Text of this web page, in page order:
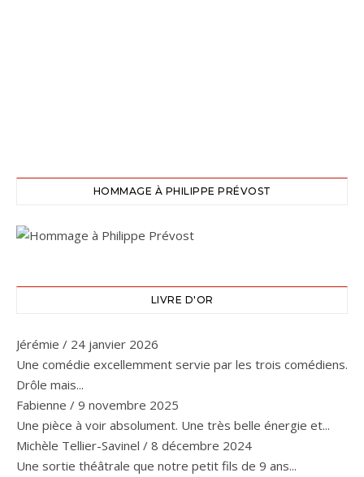
HOMMAGE À PHILIPPE PRÉVOST
LIVRE D'OR
Jérémie / 24 janvier 2026
Une comédie excellemment servie par les trois comédiens.
Drôle mais...
Fabienne / 9 novembre 2025
Une pièce à voir absolument. Une très belle énergie et...
Michèle Tellier-Savinel / 8 décembre 2024
Une sortie théâtrale que notre petit fils de 9 ans...